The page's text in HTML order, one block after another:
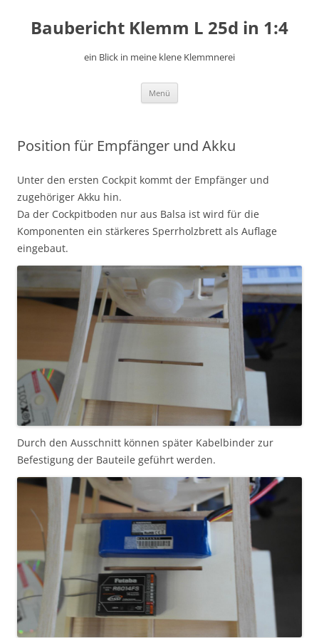
springen
Baubericht Klemm L 25d in 1:4
ein Blick in meine klene Klemmnerei
Menü
Position für Empfänger und Akku
Unter den ersten Cockpit kommt der Empfänger und
zugehöriger Akku hin.
Da der Cockpitboden nur aus Balsa ist wird für die
Komponenten ein stärkeres Sperrholzbrett als Auflage
eingebaut.
Durch den Ausschnitt können später Kabelbinder zur
Befestigung der Bauteile geführt werden.